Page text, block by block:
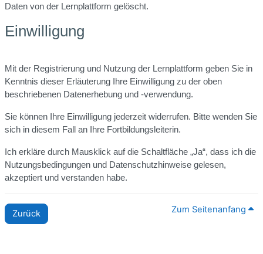
Daten von der Lernplattform gelöscht.
Einwilligung
Mit der Registrierung und Nutzung der Lernplattform geben Sie in
Kenntnis dieser Erläuterung Ihre Einwilligung zu der oben
beschriebenen Datenerhebung und -verwendung.
Sie können Ihre Einwilligung jederzeit widerrufen. Bitte wenden Sie
sich in diesem Fall an Ihre Fortbildungsleiterin.
Ich erkläre durch Mausklick auf die Schaltfläche „Ja“, dass ich die
Nutzungsbedingungen und Datenschutzhinweise gelesen,
akzeptiert und verstanden habe.
Zurück Zum Seitenanfang